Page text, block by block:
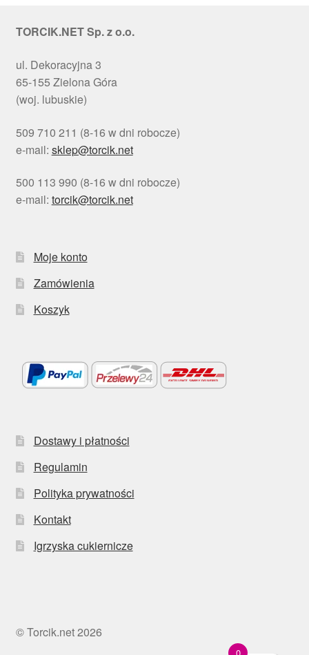
TORCIK.NET Sp. z o.o.
ul. Dekoracyjna 3
65-155 Zielona Góra
(woj. lubuskie)
509 710 211 (8-16 w dni robocze)
e-mail: sklep@torcik.net
500 113 990 (8-16 w dni robocze)
e-mail: torcik@torcik.net
Moje konto
Zamówienia
Koszyk
Dostawy i płatności
Regulamin
Polityka prywatności
Kontakt
Igrzyska cukiernicze
© Torcik.net 2026